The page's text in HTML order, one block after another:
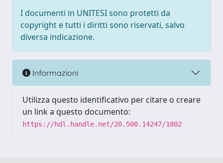
I documenti in UNITESI sono protetti da
copyright e tutti i diritti sono riservati, salvo
diversa indicazione.
Informazioni
Utilizza questo identificativo per citare o creare
un link a questo documento:
https://hdl.handle.net/20.500.14247/1802